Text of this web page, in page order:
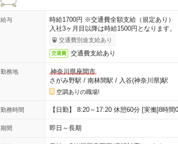
給与 時給1700円 ※交通費全額支給（規定あり）
入社3ヶ月目以降は時給1500円となります。
交通費別途支給あり
交通費 交通費支給あり
勤務地
神奈川県座間市
さがみ野駅 / 南林間駅 / 入谷(神奈川県)駅
空調ありの職場!
勤務時間 【日勤】 8:20～17:20 休憩60分 [実働]8時間
期間 即日～長期